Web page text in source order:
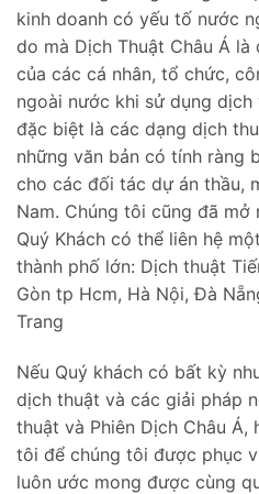
kinh doanh có yếu tố nước
do mà Dịch Thuật Châu Á
của các cá nhân, tổ chức,
ngoài nước khi sử dụng
đặc biệt là các dạng dịch
những văn bản có tính ràng
cho các đối tác dự án thầu,
Nam. Chúng tôi cũng đã mở
Quý Khách có thể liên hệ
thành phố lớn: Dịch thuật
Gòn tp Hcm, Hà Nội, Đà
Trang
Nếu Quý khách có bất kỳ
dịch thuật và các giải pháp
thuật và Phiên Dịch Châu Á,
tôi để chúng tôi được phục
luôn ước mong được cùng